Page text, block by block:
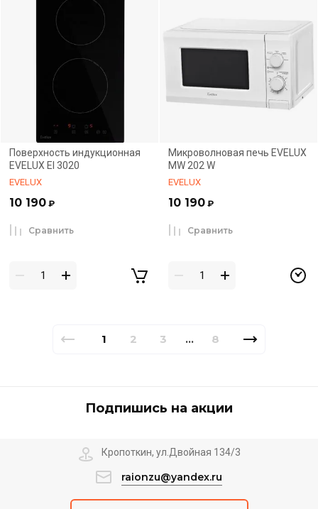
Поверхность индукционная
EVELUX EI 3020
EVELUX
10 190 ₽
Сравнить
Микроволновая печь EVELUX
MW 202 W
EVELUX
10 190 ₽
Сравнить
1 2 3 ... 8
Подпишись на акции
Кропоткин, ул.Двойная 134/3
raionzu@yandex.ru